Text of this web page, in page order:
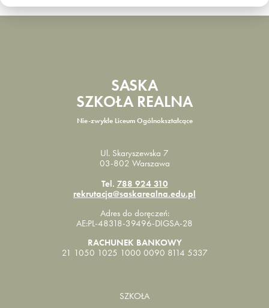
SASKA
SZKOŁA REALNA
Nie-zwykłe Liceum Ogólnokształcące
Ul. Skaryszewska 7
03-802 Warszawa
Tel. 788 924 310
rekrutacja@saskarealna.edu.pl
Adres do doręczeń:
AE:PL-48318-39496-DIGSA-28
RACHUNEK BANKOWY
21 1050 1025 1000 0090 8114 5337
SZKOŁA